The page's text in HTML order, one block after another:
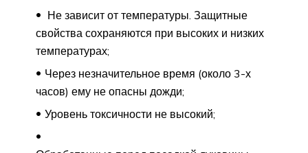
Не зависит от температуры. Защитные
свойства сохраняются при высоких и низких
температурах;
Через незначительное время (около 3-х
часов) ему не опасны дожди;
Уровень токсичности не высокий;